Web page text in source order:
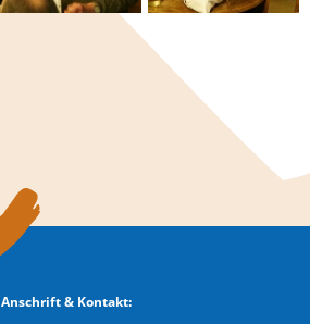
Anschrift & Kontakt: